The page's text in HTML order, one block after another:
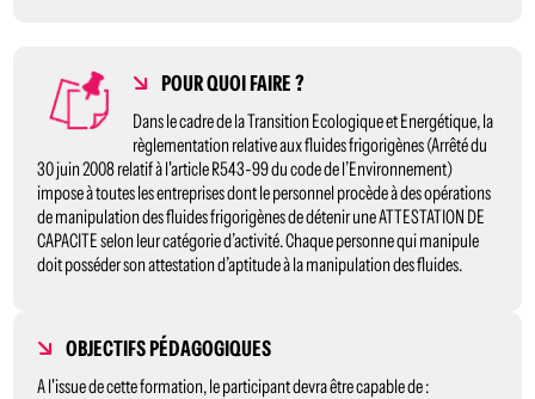
POUR QUOI FAIRE ?
Dans le cadre de la Transition Ecologique et Energétique, la
règlementation relative aux fluides frigorigènes (Arrêté du
30 juin 2008 relatif à l'article R543-99 du code de l’Environnement)
impose à toutes les entreprises dont le personnel procède à des opérations
de manipulation des fluides frigorigènes de détenir une ATTESTATION DE
CAPACITE selon leur catégorie d’activité. Chaque personne qui manipule
doit posséder son attestation d’aptitude à la manipulation des fluides.
OBJECTIFS PÉDAGOGIQUES
A l'issue de cette formation, le participant devra être capable de :